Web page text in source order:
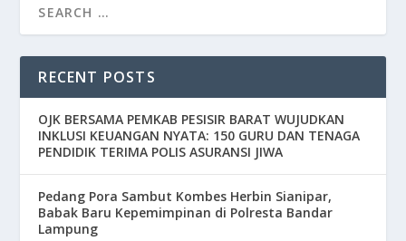
RECENT POSTS
OJK BERSAMA PEMKAB PESISIR BARAT WUJUDKAN
INKLUSI KEUANGAN NYATA: 150 GURU DAN TENAGA
PENDIDIK TERIMA POLIS ASURANSI JIWA
Pedang Pora Sambut Kombes Herbin Sianipar,
Babak Baru Kepemimpinan di Polresta Bandar
Lampung